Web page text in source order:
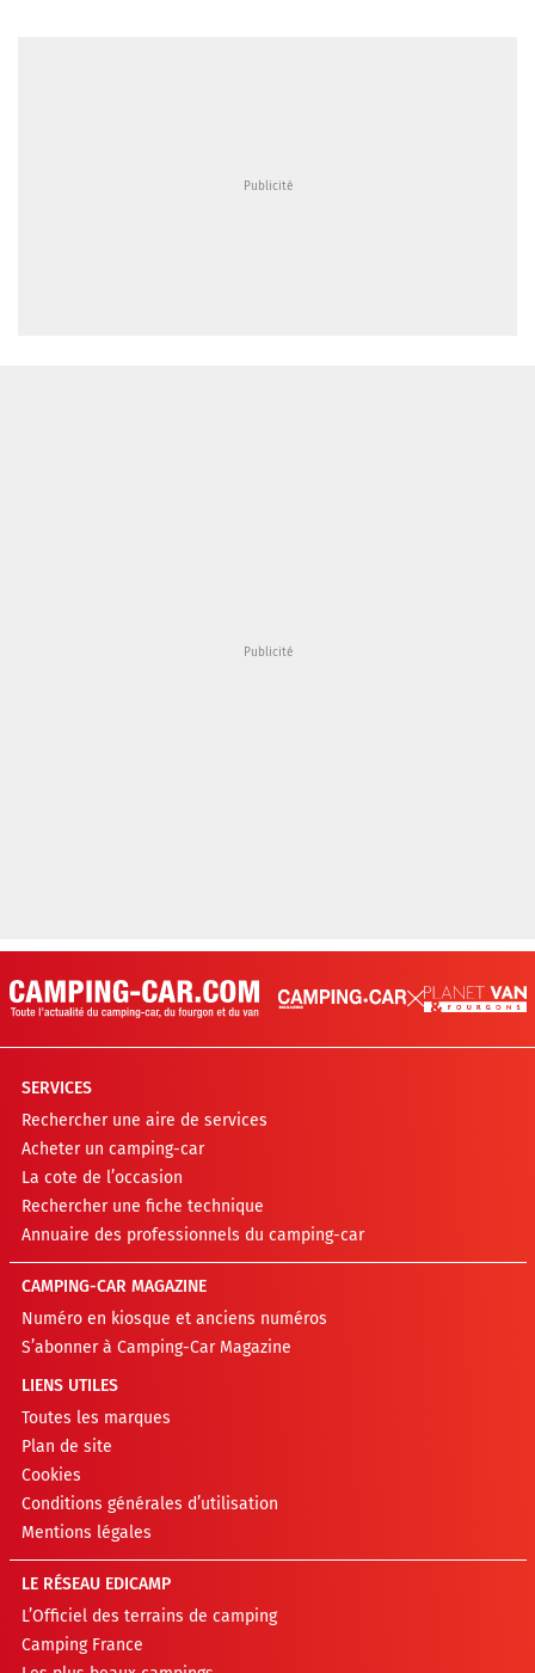
SERVICES
Rechercher une aire de services
Acheter un camping-car
La cote de l’occasion
Rechercher une fiche technique
Annuaire des professionnels du camping-car
CAMPING-CAR MAGAZINE
Numéro en kiosque et anciens numéros
S’abonner à Camping-Car Magazine
LIENS UTILES
Toutes les marques
Plan de site
Cookies
Conditions générales d’utilisation
Mentions légales
LE RÉSEAU EDICAMP
L’Officiel des terrains de camping
Camping France